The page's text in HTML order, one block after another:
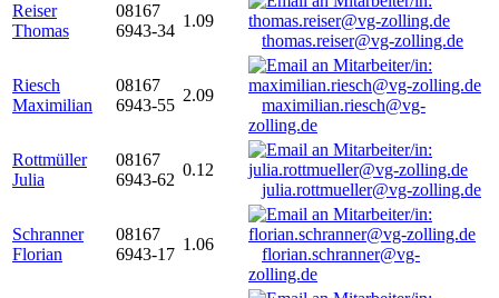
Reiser
Thomas
08167
6943-34
1.09
thomas.reiser@vg-zolling.de
Riesch
Maximilian
08167
6943-55
2.09
maximilian.riesch@vg-
zolling.de
Rottmüller
Julia
08167
6943-62
0.12
julia.rottmueller@vg-zolling.de
Schranner
Florian
08167
6943-17
1.06
florian.schranner@vg-
zolling.de